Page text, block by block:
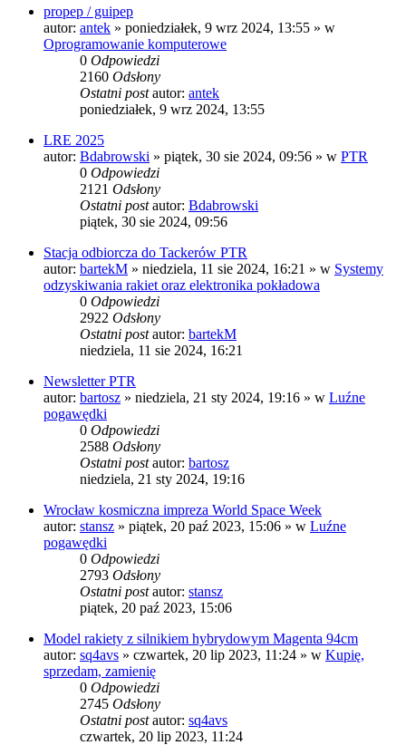
propep / guipep
autor: antek » poniedziałek, 9 wrz 2024, 13:55 » w
Oprogramowanie komputerowe
0 Odpowiedzi
2160 Odsłony
Ostatni postautor: antek
poniedziałek, 9 wrz 2024, 13:55
LRE 2025
autor: Bdabrowski » piątek, 30 sie 2024, 09:56 » w PTR
0 Odpowiedzi
2121 Odsłony
Ostatni postautor: Bdabrowski
piątek, 30 sie 2024, 09:56
Stacja odbiorcza do Tackerów PTR
autor: bartekM » niedziela, 11 sie 2024, 16:21 » w Systemy
odzyskiwania rakiet oraz elektronika pokładowa
0 Odpowiedzi
2922 Odsłony
Ostatni postautor: bartekM
niedziela, 11 sie 2024, 16:21
Newsletter PTR
autor: bartosz » niedziela, 21 sty 2024, 19:16 » w Luźne
pogawędki
0 Odpowiedzi
2588 Odsłony
Ostatni postautor: bartosz
niedziela, 21 sty 2024, 19:16
Wrocław kosmiczna impreza World Space Week
autor: stansz » piątek, 20 paź 2023, 15:06 » w Luźne
pogawędki
0 Odpowiedzi
2793 Odsłony
Ostatni postautor: stansz
piątek, 20 paź 2023, 15:06
Model rakiety z silnikiem hybrydowym Magenta 94cm
autor: sq4avs » czwartek, 20 lip 2023, 11:24 » w Kupię,
sprzedam, zamienię
0 Odpowiedzi
2745 Odsłony
Ostatni postautor: sq4avs
czwartek, 20 lip 2023, 11:24